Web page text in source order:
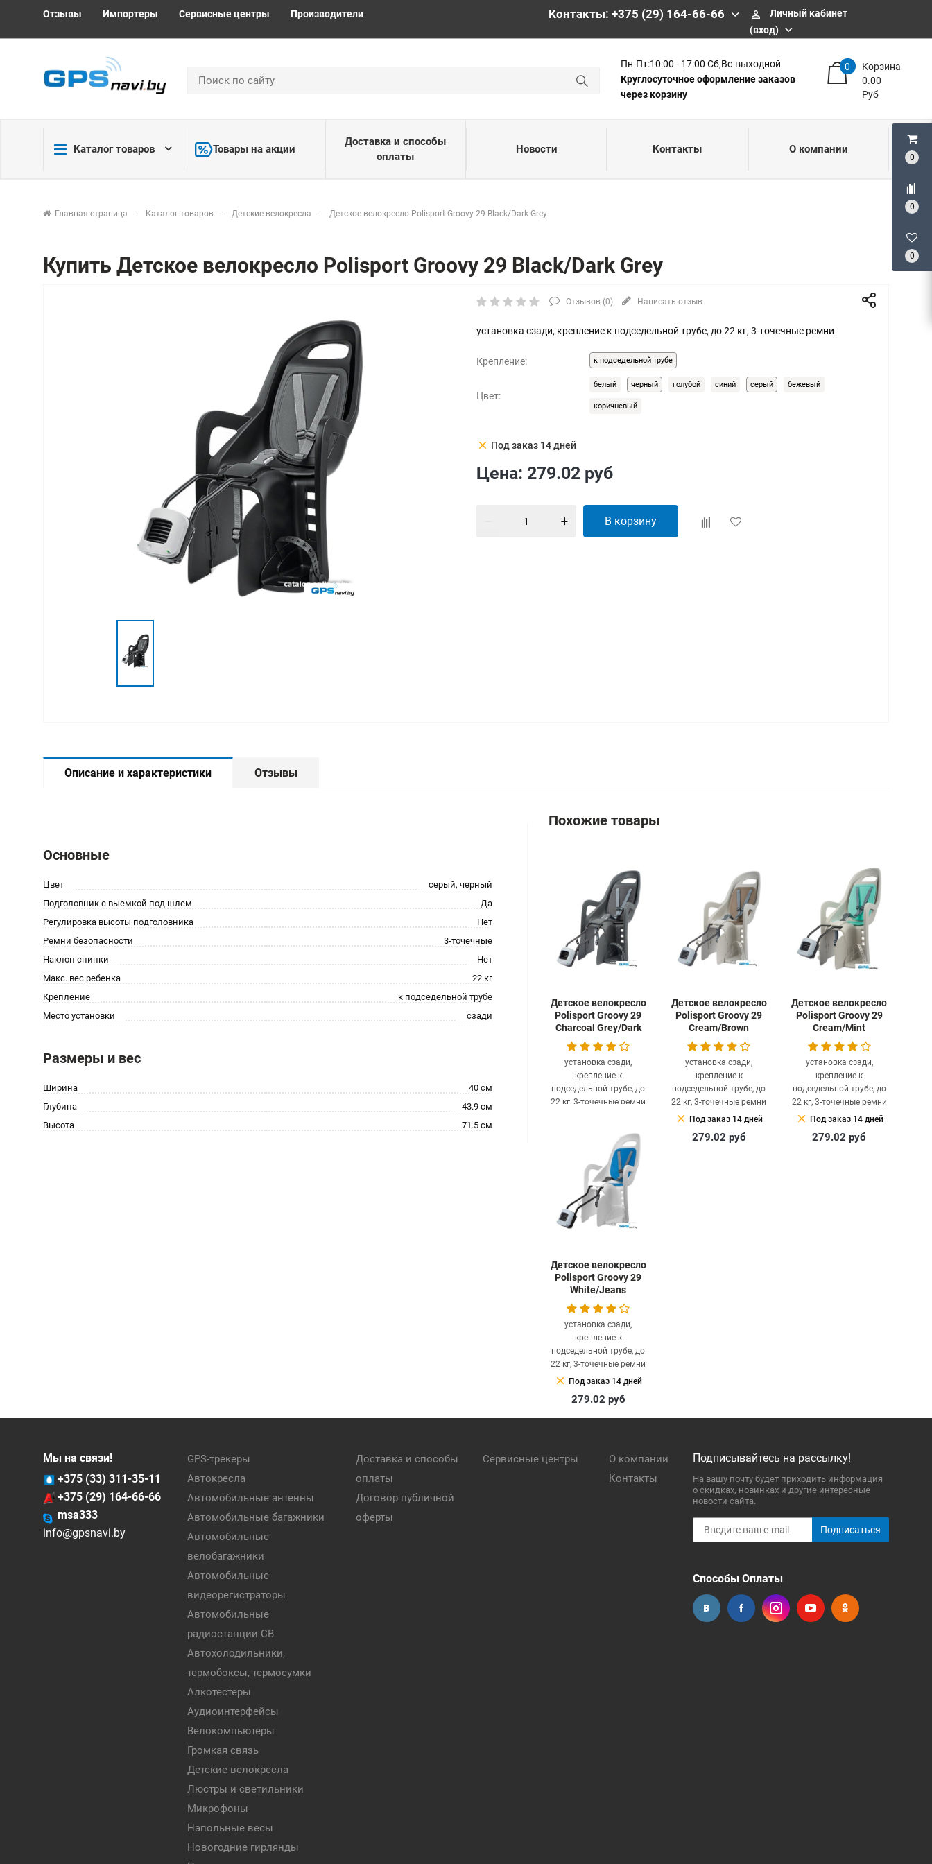
0
0
0
Отзывы Импортеры Сервисные центры Производители Контакты: +375 (29) 164-66-66 perm_identity
Личный кабинет
(вход)
Пн-Пт:10:00 - 17:00 Сб,Вс-выходной
Круглосуточное оформление заказов
через корзину
Корзина
0
0.00
Руб
Каталог товаров Товары на акции
Доставка и способы
оплаты
Новости Контакты О компании
Главная страница Каталог товаров Детские велокресла Детское велокресло Polisport Groovy 29 Black/Dark Grey
Купить Детское велокресло Polisport Groovy 29 Black/Dark Grey
Отзывов (0) Написать отзыв
установка сзади, крепление к подседельной трубе, до 22 кг, 3-точечные ремни
Крепление: к подседельной трубе
Цвет:
белый черный голубой синий серый бежевый
коричневый
clear Под заказ 14 дней
Цена: 279.02 руб
В корзину
Описание и характеристики Отзывы
Основные
Цвет
серый, черный
Подголовник с выемкой под шлем
Да
Регулировка высоты подголовника
Нет
Ремни безопасности
3-точечные
Наклон спинки
Нет
Макс. вес ребенка
22 кг
Крепление
к подседельной трубе
Место установки
сзади
Размеры и вес
Ширина
40 см
Глубина
43.9 см
Высота
71.5 см
Похожие товары
Детское велокресло
Polisport Groovy 29
Charcoal Grey/Dark
Grey
установка сзади,
крепление к
подседельной трубе, до
22 кг, 3-точечные ремни
руб
Детское велокресло
Polisport Groovy 29
Cream/Brown
установка сзади,
крепление к
подседельной трубе, до
22 кг, 3-точечные ремни
clear Под заказ 14 дней
279.02 руб
Детское велокресло
Polisport Groovy 29
Cream/Mint
установка сзади,
крепление к
подседельной трубе, до
22 кг, 3-точечные ремни
clear Под заказ 14 дней
279.02руб
Детское велокресло
Polisport Groovy 29
White/Jeans
установка сзади,
крепление к
подседельной трубе, до
22 кг, 3-точечные ремни
clear Под заказ 14 дней
279.02 руб
Мы на связи!
+375 (33) 311-35-11
+375 (29) 164-66-66
msa333
info@gpsnavi.by
GPS-трекеры
Автокресла
Автомобильные антенны
Автомобильные багажники
Автомобильные
велобагажники
Автомобильные
видеорегистраторы
Автомобильные
радиостанции CB
Автохолодильники,
термобоксы, термосумки
Алкотестеры
Аудиоинтерфейсы
Велокомпьютеры
Громкая связь
Детские велокресла
Люстры и светильники
Микрофоны
Напольные весы
Новогодние гирлянды
Доставка и способы
оплаты
Договор публичной
оферты
Сервисные центры
О компании
Контакты
Подписывайтесь на рассылку!
На вашу почту будет приходить информация
о скидках, новинках и другие интересные
новости сайта.
Подписаться
Способы Оплаты